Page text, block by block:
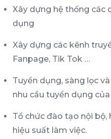
Xây dựng hệ thống các
dụng
Xây dựng các kênh
Fanpage, Tik Tok …
Tuyển dụng, sàng lọc
nhu cầu tuyển dụng của
Tổ chức đào tạo nội
hiệu suất làm việc.